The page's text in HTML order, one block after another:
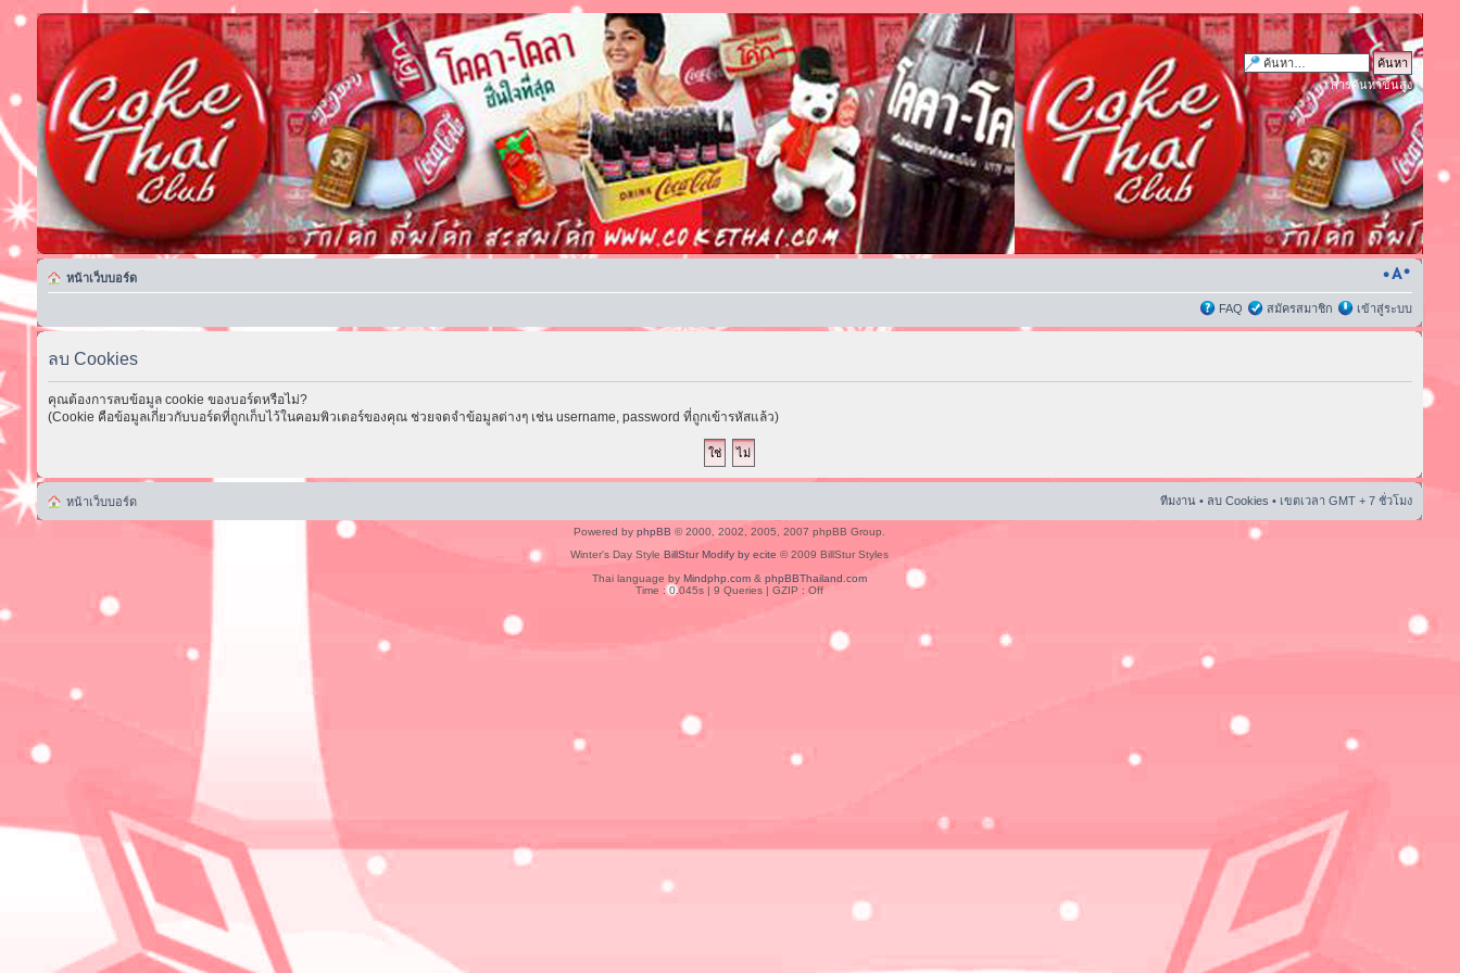
การค้นหาขั้นสูง
หน้าเว็บบอร์ด
FAQ สมัครสมาชิก เข้าสู่ระบบ
ลบ Cookies
คุณต้องการลบข้อมูล cookie ของบอร์ดหรือไม่?
(Cookie คือข้อมูลเกี่ยวกับบอร์ดที่ถูกเก็บไว้ในคอมพิวเตอร์ของคุณ ช่วยจดจำข้อมูลต่างๆ เช่น username, password ที่ถูกเข้ารหัสแล้ว)
หน้าเว็บบอร์ด ทีมงาน • ลบ Cookies • เขตเวลา GMT + 7 ชั่วโมง
Powered byphpBB © 2000, 2002, 2005, 2007 phpBB Group.
Winter's Day StyleBillStur Modify by ecite © 2009 BillStur Styles
Thai language byMindphp.com &phpBBThailand.com
Time : 0.045s | 9 Queries | GZIP : Off